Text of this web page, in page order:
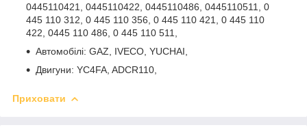
0445110421, 0445110422, 0445110486, 0445110511, 0
445 110 312, 0 445 110 356, 0 445 110 421, 0 445 110
422, 0445 110 486, 0 445 110 511,
Автомобілі: GAZ, IVECO, YUCHAI,
Двигуни: YC4FA, ADCR110,
Приховати